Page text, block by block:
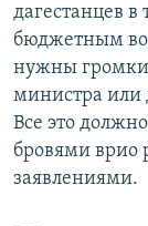
дагестанцев
бюджетным
нужны
министра или
Все это
бровями врио
заявлениями.